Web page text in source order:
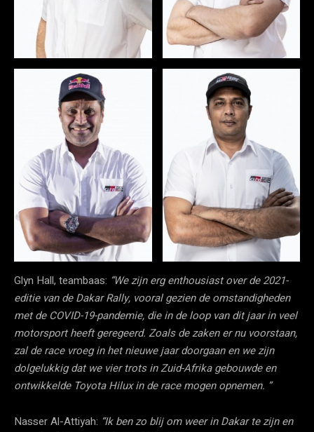
Glyn Hall, teambaas: “We zijn erg enthousiast over de 2021-
editie van de Dakar Rally, vooral gezien de omstandigheden
met de COVID-19-pandemie, die in de loop van dit jaar in veel
motorsport heeft geregeerd. Zoals de zaken er nu voorstaan,
zal de race vroeg in het nieuwe jaar doorgaan en we zijn
dolgelukkig dat we vier trots in Zuid-Afrika gebouwde en
ontwikkelde Toyota Hilux in de race mogen opnemen. ”
Nasser Al-Attiyah: “Ik ben zo blij om weer in Dakar te zijn en